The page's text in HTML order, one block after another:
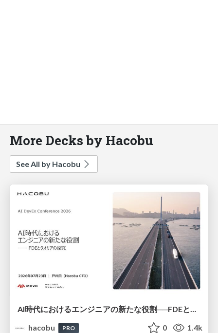
More Decks by Hacobu
See All by Hacobu
AI時代におけるエンジニアの新たな役割──FDEとクオリアの探求/登壇資料（戸井田 裕貴）
hacobu
PRO 0 1.4k